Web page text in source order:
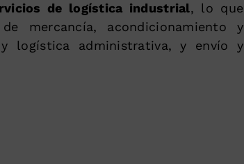
de logística industrial, lo que
mercancía, acondicionamiento y
logística administrativa, y envío y